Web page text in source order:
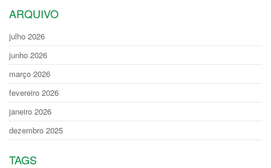
ARQUIVO
julho 2026
junho 2026
março 2026
fevereiro 2026
janeiro 2026
dezembro 2025
TAGS